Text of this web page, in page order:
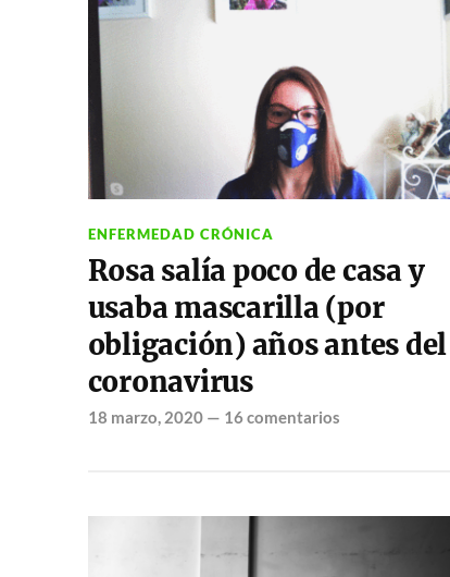
ENFERMEDAD CRÓNICA
Rosa salía poco de casa y
usaba mascarilla (por
obligación) años antes del
coronavirus
18 marzo, 2020— 16 comentarios